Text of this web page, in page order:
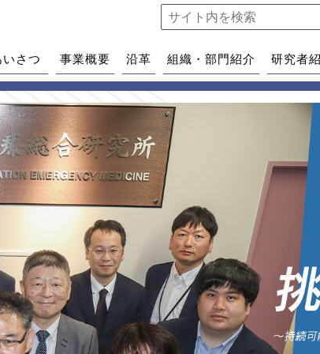
いさつ 事業概要 沿革 組織・部門紹介 研究者